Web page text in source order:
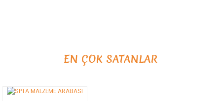
EN ÇOK SATANLAR